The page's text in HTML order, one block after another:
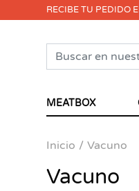
RECIBE TU PEDIDO
MEATBOX
Inicio Vacuno
Vacuno